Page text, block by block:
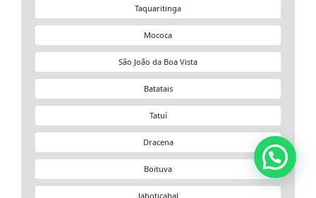
Taquaritinga
Mococa
São João da Boa Vista
Batatais
Tatuí
Dracena
Boituva
Jaboticabal